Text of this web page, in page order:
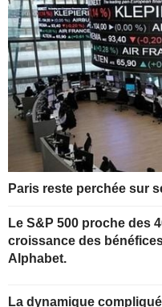
Paris reste perchée sur
Le S&P 500 proche des
croissance des
Alphabet.
La dynamique